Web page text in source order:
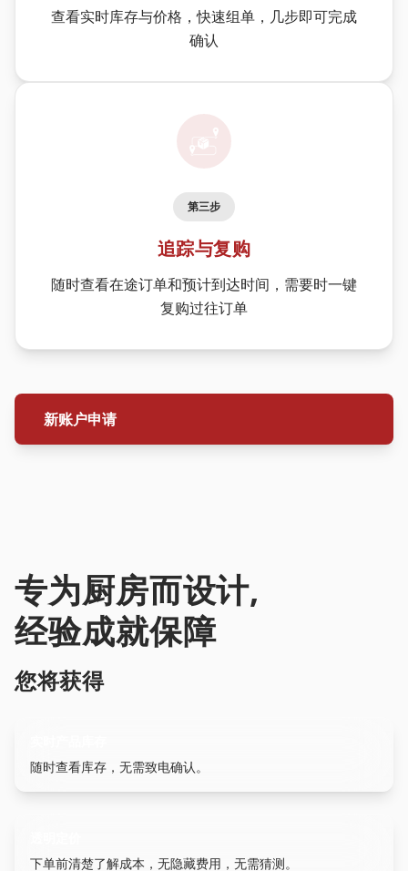
查看实时库存与价格，快速组单，几步即可完成
确认
第三步
追踪与复购
随时查看在途订单和预计到达时间，需要时一键
复购过往订单
新账户申请
专为厨房而设计,
经验成就保障
您将获得
随时查看库存，无需致电确认。
下单前清楚了解成本，无隐藏费用，无需猜测。